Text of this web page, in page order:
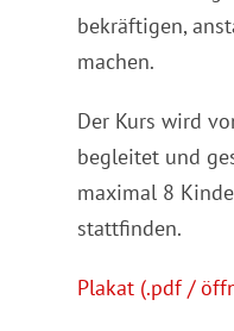
bekräftigen,
machen.
Der Kurs wird
begleitet und
maximal 8
stattfinden.
Plakat (.pdf /